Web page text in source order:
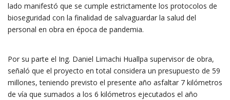
lado manifestó que se cumple estrictamente los protocolos de
bioseguridad con la finalidad de salvaguardar la salud del
personal en obra en época de pandemia.
Por su parte el Ing. Daniel Limachi Huallpa supervisor de obra,
señaló que el proyecto en total considera un presupuesto de 59
millones, teniendo previsto el presente año asfaltar 7 kilómetros
de vía que sumados a los 6 kilómetros ejecutados el año